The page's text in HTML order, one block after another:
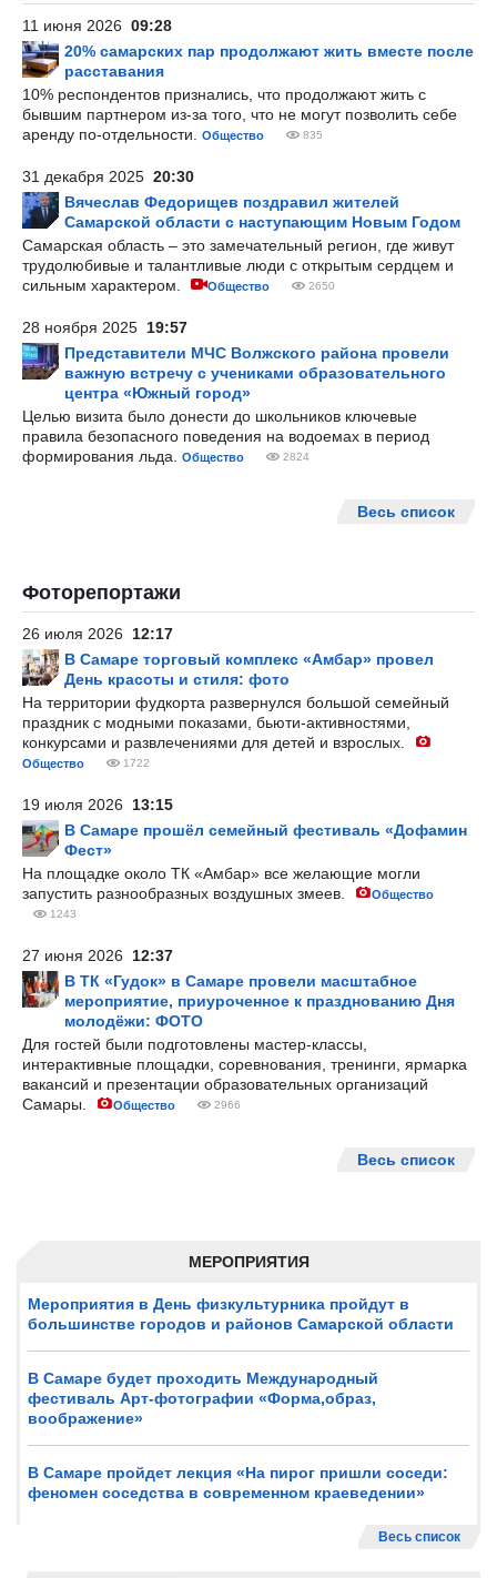
МЕРОПРИЯТИЯ
Мероприятия в День физкультурника пройдут в
большинстве городов и районов Самарской области
В Самаре будет проходить Международный
фестиваль Арт-фотографии «Форма,образ,
воображение»
В Самаре пройдет лекция «На пирог пришли соседи:
феномен соседства в современном краеведении»
Весь список
11 июня 2026 09:28
20% самарских пар продолжают жить вместе после
расставания
10% респондентов признались, что продолжают жить с
бывшим партнером из-за того, что не могут позволить себе
аренду по-отдельности.
Общество 835
31 декабря 2025 20:30
Вячеслав Федорищев поздравил жителей
Самарской области с наступающим Новым Годом
Самарская область – это замечательный регион, где живут
трудолюбивые и талантливые люди с открытым сердцем и
сильным характером.
Общество 2650
28 ноября 2025 19:57
Представители МЧС Волжского района провели
важную встречу с учениками образовательного
центра «Южный город»
Целью визита было донести до школьников ключевые
правила безопасного поведения на водоемах в период
формирования льда.
Общество 2824
Весь список
Фоторепортажи
26 июля 2026 12:17
В Самаре торговый комплекс «Амбар» провел
День красоты и стиля: фото
На территории фудкорта развернулся большой семейный
праздник с модными показами, бьюти-активностями,
конкурсами и развлечениями для детей и взрослых.
Общество 1722
19 июля 2026 13:15
В Самаре прошёл семейный фестиваль «Дофамин
Фест»
На площадке около ТК «Амбар» все желающие могли
запустить разнообразных воздушных змеев.
Общество
1243
27 июня 2026 12:37
В ТК «Гудок» в Самаре провели масштабное
мероприятие, приуроченное к празднованию Дня
молодёжи: ФОТО
Для гостей были подготовлены мастер-классы,
интерактивные площадки, соревнования, тренинги, ярмарка
вакансий и презентации образовательных организаций
Самары.
Общество 2966
Весь список